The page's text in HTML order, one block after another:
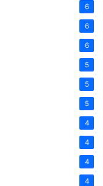
6
6
6
5
5
5
4
4
4
4